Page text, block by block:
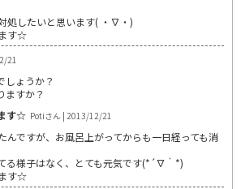
処したいと思います( ・∇・)
す☆
21
しょうか？
ますか？
す☆ Potiさん | 2013/12/21
んですが、お風呂上がってからも一日経っても消
る様子はなく、とても元気です(*´∇｀*)
す☆